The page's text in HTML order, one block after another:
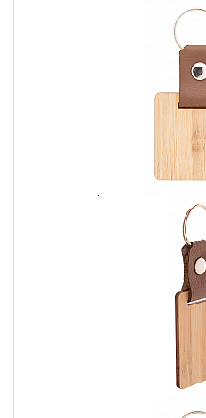
possedere un accessorio
creare un design che
tuoi gusti, scegliendo
Promozione del marchio:
un'organizzazione che
proprio marchio, i
un'ottima scelta. Puoi
speciale sul portachiavi,
di marketing che viene
quotidianamente.
Idea regalo originale:I
anche un'idea regalo
come omaggio per i tuoi
come ricordo di
personalizzato è un
apprezzato e utilizzato a
Risparmio di tempo:I
anche utili per organizzare
personalizzato, sarà più
distinguere le diverse
risparmiare tempo
cercare le chiavi nel